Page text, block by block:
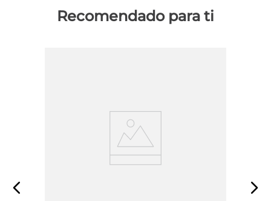
Recomendado para ti